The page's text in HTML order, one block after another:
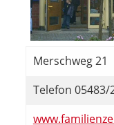
Merschweg 21
Telefon 05483/